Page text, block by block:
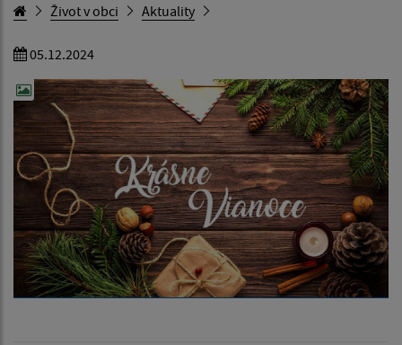
Život v obci Aktuality
05.12.2024